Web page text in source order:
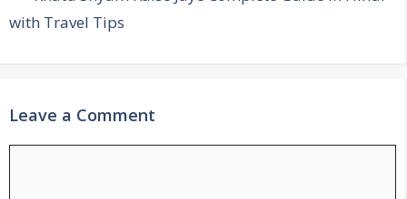
with Travel Tips
Leave a Comment